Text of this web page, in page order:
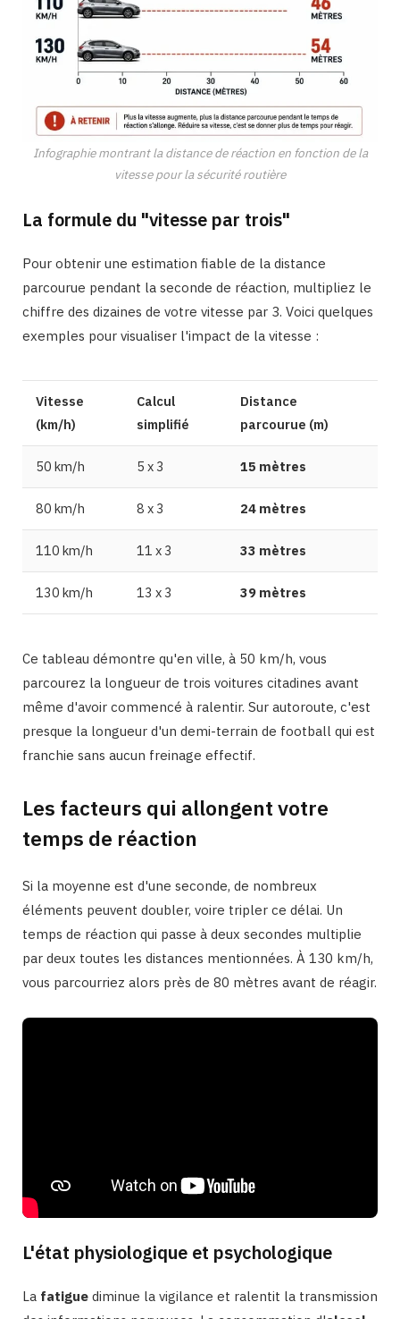
Infographie montrant la distance de réaction en fonction de la
vitesse pour la sécurité routière
La formule du "vitesse par trois"
Pour obtenir une estimation fiable de la distance
parcourue pendant la seconde de réaction, multipliez le
chiffre des dizaines de votre vitesse par 3. Voici quelques
exemples pour visualiser l'impact de la vitesse :
Vitesse
(km/h)
Calcul
simplifié
Distance
parcourue (m)
50 km/h 5 x 3 15 mètres
80 km/h 8 x 3 24 mètres
110 km/h 11 x 3 33 mètres
130 km/h 13 x 3 39 mètres
Ce tableau démontre qu'en ville, à 50 km/h, vous
parcourez la longueur de trois voitures citadines avant
même d'avoir commencé à ralentir. Sur autoroute, c'est
presque la longueur d'un demi-terrain de football qui est
franchie sans aucun freinage effectif.
Les facteurs qui allongent votre
temps de réaction
Si la moyenne est d'une seconde, de nombreux
éléments peuvent doubler, voire tripler ce délai. Un
temps de réaction qui passe à deux secondes multiplie
par deux toutes les distances mentionnées. À 130 km/h,
vous parcourriez alors près de 80 mètres avant de réagir.
L'état physiologique et psychologique
La fatigue diminue la vigilance et ralentit la transmission